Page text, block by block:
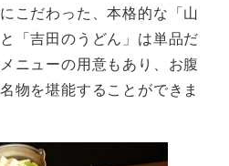
こだわった、本格的な「山
「吉田のうどん」は単品だ
ニューの用意もあり、お腹
物を堪能することができま